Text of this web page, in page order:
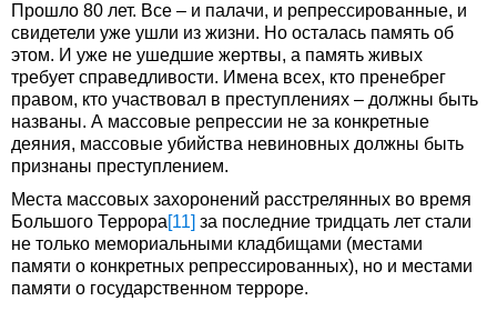
Прошло 80 лет. Все – и палачи, и репрессированные, и
свидетели уже ушли из жизни. Но осталась память об
этом. И уже не ушедшие жертвы, а память живых
требует справедливости. Имена всех, кто пренебрег
правом, кто участвовал в преступлениях – должны быть
названы. А массовые репрессии не за конкретные
деяния, массовые убийства невиновных должны быть
признаны преступлением.
Места массовых захоронений расстрелянных во время
Большого Террора[11] за последние тридцать лет стали
не только мемориальными кладбищами (местами
памяти о конкретных репрессированных), но и местами
памяти о государственном терроре.